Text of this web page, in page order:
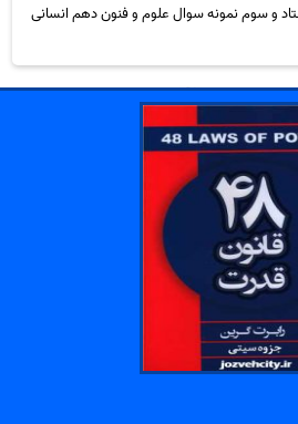
و سوم نمونه سوال علوم و فنون دهم انسانی